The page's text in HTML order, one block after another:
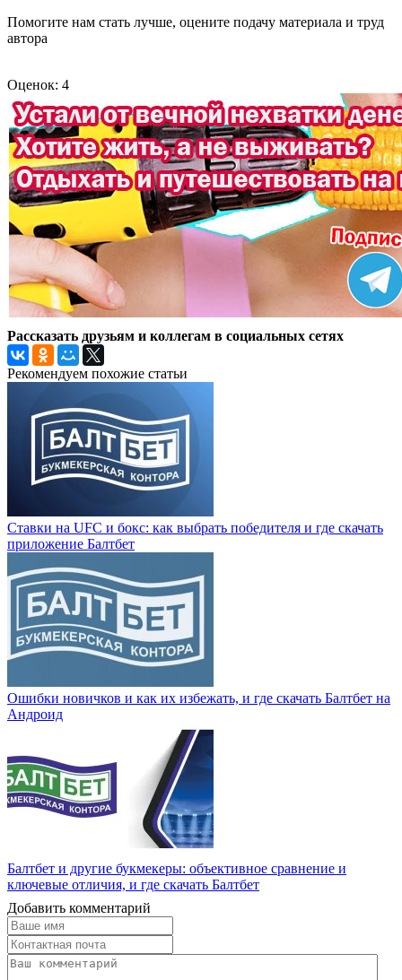
Помогите нам стать лучше, оцените подачу материала и труд
автора
Оценок: 4
Рассказать друзьям и коллегам в социальных сетях
Рекомендуем похожие статьи
Ставки на UFC и бокс: как выбрать победителя и где скачать
приложение Балтбет
Ошибки новичков и как их избежать, и где скачать Балтбет на
Андроид
Балтбет и другие букмекеры: объективное сравнение и
ключевые отличия, и где скачать Балтбет
Добавить комментарий